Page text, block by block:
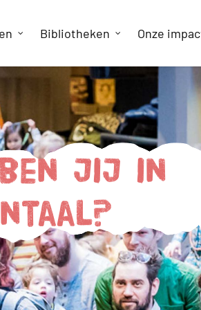
Bibliotheken Onze
ben jij in